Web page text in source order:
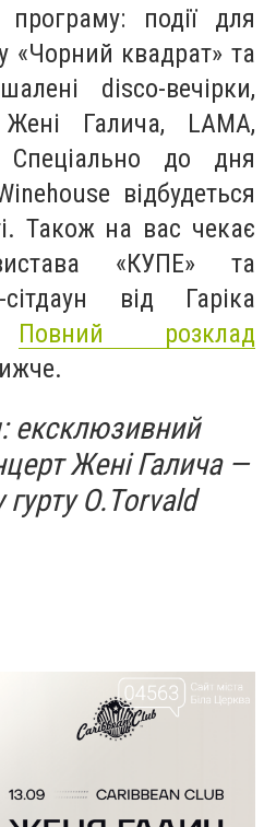
події для
«Чорний квадрат» та
disco-вечірки,
Галича, LAMA,
до дня
відбудеться
Також на вас чекає
«КУПЕ» та
від Гаріка
Повний розклад
ексклюзивний
Жені Галича —
O.Torvald